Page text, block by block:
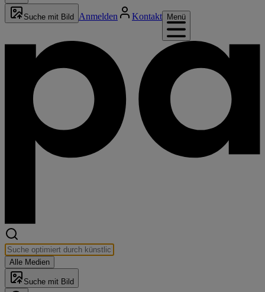
Suche mit Bild Anmelden Kontakt Menü
Alle Medien
Suche mit Bild